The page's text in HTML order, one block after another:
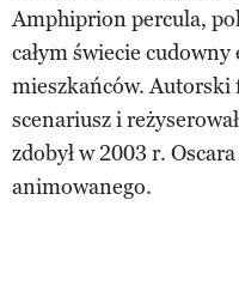
Amphiprion percula,
całym świecie
mieszkańców. Autorski
scenariusz i
zdobył w 2003 r.
animowanego.